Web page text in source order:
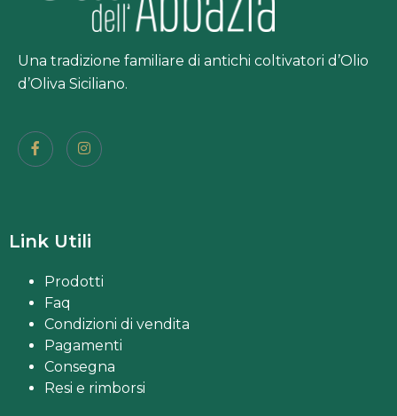
Una tradizione familiare di antichi coltivatori d’Olio
d’Oliva Siciliano.
Link Utili
Prodotti
Faq
Condizioni di vendita
Pagamenti
Consegna
Resi e rimborsi